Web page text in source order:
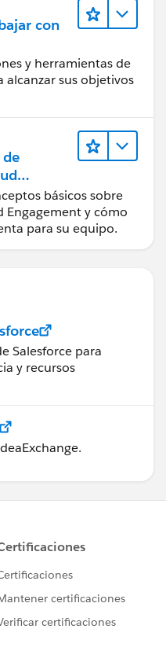
con
y herramientas de
alcanzar sus objetivos
básicos sobre
Engagement y cómo
para su equipo.
Salesforce para
y recursos